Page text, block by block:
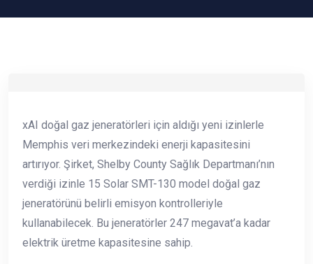
xAI doğal gaz jeneratörleri için aldığı yeni izinlerle
Memphis veri merkezindeki enerji kapasitesini
artırıyor. Şirket, Shelby County Sağlık Departmanı’nın
verdiği izinle 15 Solar SMT-130 model doğal gaz
jeneratörünü belirli emisyon kontrolleriyle
kullanabilecek. Bu jeneratörler 247 megavat’a kadar
elektrik üretme kapasitesine sahip.